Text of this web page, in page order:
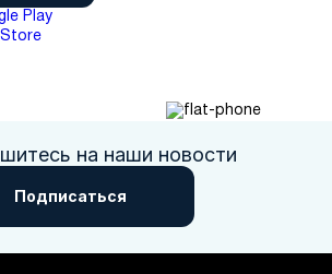
на наши новости
Подписаться